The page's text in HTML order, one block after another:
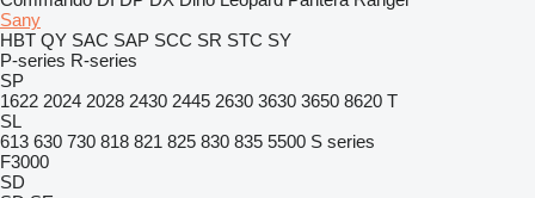
Sany
HBT QY SAC SAP SCC SR STC SY
P-series R-series
SP
1622 2024 2028 2430 2445 2630 3630 3650 8620 T
SL
613 630 730 818 821 825 830 835 5500 S series
F3000
SD